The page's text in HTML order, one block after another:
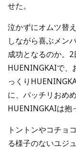
せた。
泣かずにオムツ替
しながら喜ぶメン
成功となるのか。
HUENINGKAIで、
っくり
に、パッチリおめ
HUENINGKAIは抱
トントンやコチョ
る様子のないユジ